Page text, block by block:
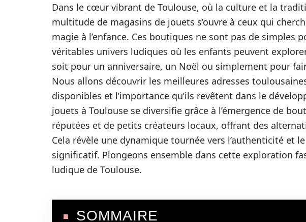
Dans le cœur vibrant de Toulouse, où la culture et la
multitude de magasins de jouets s’ouvre à ceux qui
magie à l’enfance. Ces boutiques ne sont pas de simples
véritables univers ludiques où les enfants peuvent
soit pour un anniversaire, un Noël ou simplement pour
Nous allons découvrir les meilleures adresses
disponibles et l’importance qu’ils revêtent dans le
jouets à Toulouse se diversifie grâce à l’émergence de
réputées et de petits créateurs locaux, offrant des
Cela révèle une dynamique tournée vers l’authenticité et
significatif. Plongeons ensemble dans cette exploration
ludique de Toulouse.
SOMMAIRE